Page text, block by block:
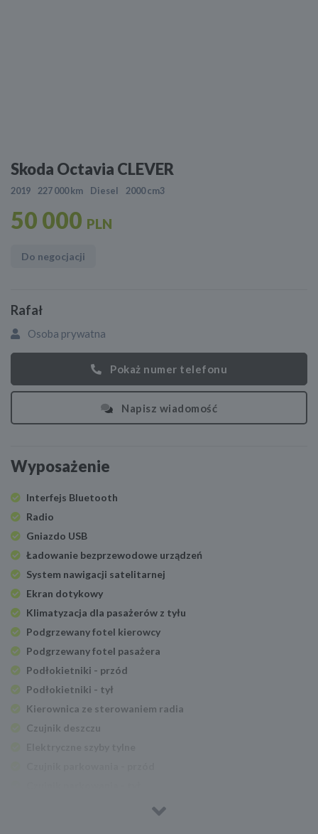
Skoda Octavia CLEVER
2019 227 000 km Diesel 2000 cm3
50 000 PLN
Do negocjacji
Rafał
Osoba prywatna
Pokaż numer telefonu
Napisz wiadomość
Wyposażenie
Interfejs Bluetooth
Radio
Gniazdo USB
Ładowanie bezprzewodowe urządzeń
System nawigacji satelitarnej
Ekran dotykowy
Klimatyzacja dla pasażerów z tyłu
Podgrzewany fotel kierowcy
Podgrzewany fotel pasażera
Podłokietniki - przód
Podłokietniki - tył
Kierownica ze sterowaniem radia
Czujnik deszczu
Lusterka boczne ustawiane elektrycznie